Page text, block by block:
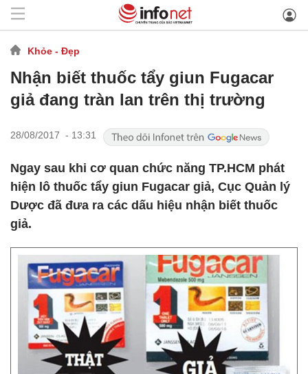
Khỏe - Đẹp
Nhận biết thuốc tẩy giun Fugacar
giả đang tràn lan trên thị trường
28/08/2017 - 13:31
Ngay sau khi cơ quan chức năng TP.HCM phát
hiện lô thuốc tẩy giun Fugacar giả, Cục Quản lý
Dược đã đưa ra các dấu hiệu nhận biết thuốc
giả.